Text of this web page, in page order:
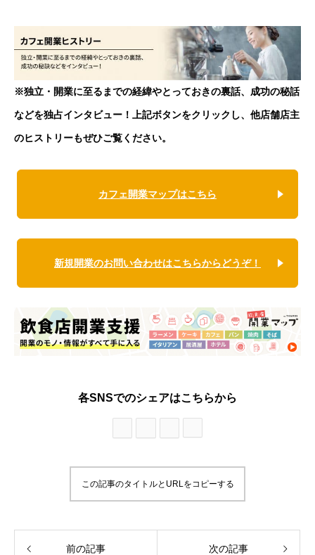
※独立・開業に至るまでの経緯やとっておきの裏話、成功の秘話
などを独占インタビュー！上記ボタンをクリックし、他店舗店主
のヒストリーもぜひご覧ください。
カフェ開業マップはこちら
新規開業のお問い合わせはこちらからどうぞ！
各SNSでのシェアはこちらから
この記事のタイトルとURLをコピーする
前の記事 次の記事